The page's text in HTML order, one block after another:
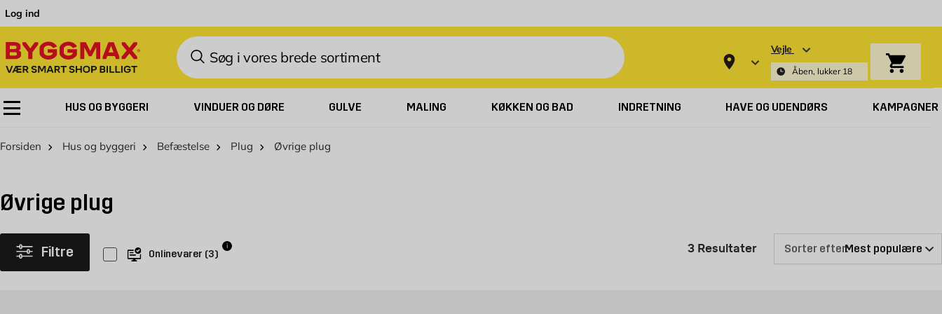
Log ind
Søg
Vejle
Åben, lukker 18
HUS OG BYGGERI VINDUER OG DØRE GULVE MALING KØKKEN OG BAD INDRETNING HAVE OG UDENDØRS KAMPAGNER
Forsiden Hus og byggeri Befæstelse Plug Øvrige plug
Øvrige plug
Filtre Onlinevarer (3)
i 3 ResultaterProduktliste er opdateret: 3
Sorter efter: